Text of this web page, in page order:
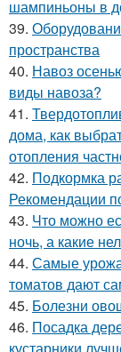
шампиньоны в
39.
пространства
40. Навоз
виды навоза?
41.
дома, как
отопления
42. Подкормка
Рекомендации
43. Что можно
ночь, а какие
44. Самые
томатов дают
45. Болезни
46. Посадка